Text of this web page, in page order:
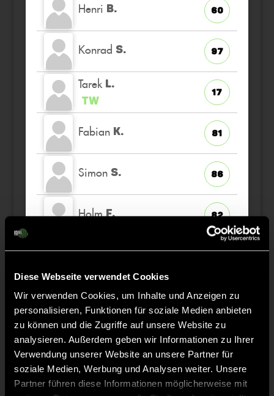
Diese Webseite verwendet Cookies
Wir verwenden Cookies, um Inhalte und Anzeigen zu
personalisieren, Funktionen für soziale Medien anbieten
zu können und die Zugriffe auf unsere Website zu
analysieren. Außerdem geben wir Informationen zu Ihrer
Verwendung unserer Website an unsere Partner für
soziale Medien, Werbung und Analysen weiter. Unsere
Partner führen diese Informationen möglicherweise mit
Henri B. 60
Konrad S. 97
Tarek L.
TW
17
Fabian K. 81
Simon S. 86
Holm F. 82
Leander S.
Staff
Sebastian DIETRICH